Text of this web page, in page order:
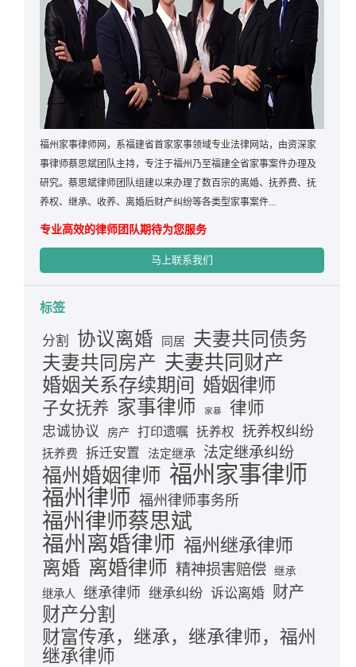
福州家事律师网，系福建省首家家事领域专业法律网站，由资深家
事律师蔡思斌团队主持，专注于福州乃至福建全省家事案件办理及
研究。蔡思斌律师团队组建以来办理了数百宗的离婚、抚养费、抚
养权、继承、收养、离婚后财产纠纷等各类型家事案件...
专业高效的律师团队期待为您服务
马上联系我们
标签
分割 协议离婚 同居 夫妻共同债务
夫妻共同房产 夫妻共同财产
婚姻关系存续期间 婚姻律师
子女抚养 家事律师 家暴 律师
忠诚协议 房产 打印遗嘱 抚养权 抚养权纠纷
抚养费 拆迁安置 法定继承 法定继承纠纷
福州婚姻律师 福州家事律师
福州律师 福州律师事务所
福州律师蔡思斌
福州离婚律师 福州继承律师
离婚 离婚律师 精神损害赔偿 继承
继承人 继承律师 继承纠纷 诉讼离婚 财产
财产分割
财富传承，继承，继承律师，福州
继承律师